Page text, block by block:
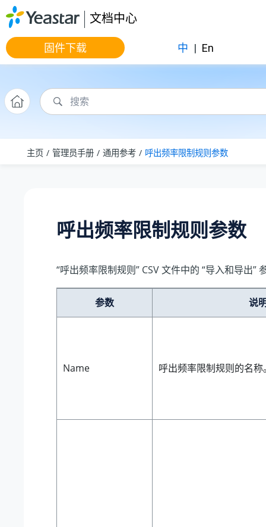
跳转到主要内容
文档中心
固件下载 中 | En
主页 管理员手册 通用参考 呼出频率限制规则参数
呼出频率限制规则参数
“呼出频率限制规则” CSV 文件中的 “导入和导出”
参数 说
Name 呼出频率限制规则的名称